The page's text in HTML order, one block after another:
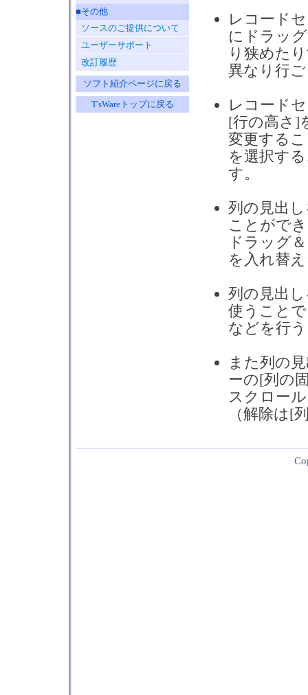
レコード
にドラッ
り狭めた
異なり行
レコード
[行の高さ]
変更する
を選択す
す。
列の見出
ことがで
ドラッグ
を入れ替
列の見出
使うこと
などを行
また列の
ーの[列の
スクロー
（解除は[
■その他
ソースのご提供について
ユーザーサポート
改訂履歴
ソフト紹介ページに戻る
T'sWareトップに戻る